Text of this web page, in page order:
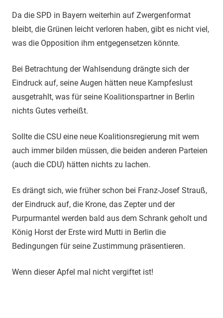
Da die SPD in Bayern weiterhin auf Zwergenformat
bleibt, die Grünen leicht verloren haben, gibt es nicht viel,
was die Opposition ihm entgegensetzen könnte.
Bei Betrachtung der Wahlsendung drängte sich der
Eindruck auf, seine Augen hätten neue Kampfeslust
ausgetrahlt, was für seine Koalitionspartner in Berlin
nichts Gutes verheißt.
Sollte die CSU eine neue Koalitionsregierung mit wem
auch immer bilden müssen, die beiden anderen Parteien
(auch die CDU) hätten nichts zu lachen.
Es drängt sich, wie früher schon bei Franz-Josef Strauß,
der Eindruck auf, die Krone, das Zepter und der
Purpurmantel werden bald aus dem Schrank geholt und
König Horst der Erste wird Mutti in Berlin die
Bedingungen für seine Zustimmung präsentieren.
Wenn dieser Apfel mal nicht vergiftet ist!